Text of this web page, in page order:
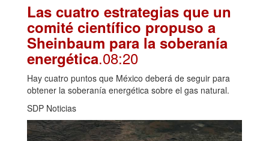
Las cuatro estrategias que un
comité científico propuso a
Sheinbaum para la soberanía
energética.08:20
Hay cuatro puntos que México deberá de seguir para
obtener la soberanía energética sobre el gas natural.
SDP Noticias